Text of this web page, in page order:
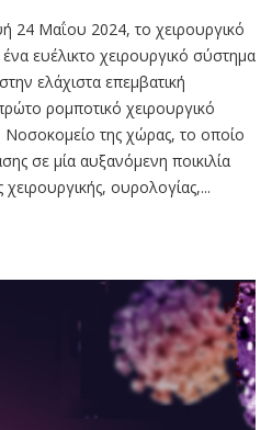
24 Μαΐου 2024, το χειρουργικό
ευέλικτο χειρουργικό σύστημα
ελάχιστα επεμβατική
ρομποτικό χειρουργικό
της χώρας, το οποίο
σε μία αυξανόμενη ποικιλία
ουρολογίας,...